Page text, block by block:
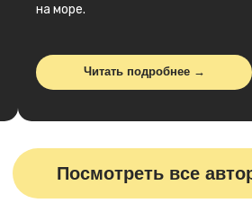
на море.
Читать подробнее →
Карта сайта